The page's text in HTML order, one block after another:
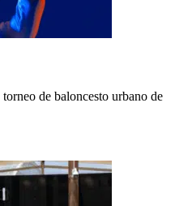
de baloncesto urbano de